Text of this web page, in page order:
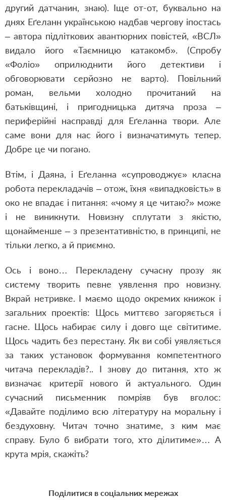
другий датчанин, знаю). Іще от-от, буквально на
днях Еґеланн українською надбав чергову іпостась
– автора підліткових авантюрних повістей, «ВСЛ»
видало його «Таємницю катакомб». (Спробу
«Фоліо» оприлюднити його детективи і
обговорювати серйозно не варто). Повільний
роман, вельми холодно прочитаний на
батьківщині, і пригодницька дитяча проза –
периферійні насправді для Еґеланна твори. Але
саме вони для нас його і визначатимуть тепер.
Добре це чи погано.
Втім, і Даяна, і Еґеланна «супроводжує» класна
робота перекладачів – отож, їхня «випадковість» в
око не впадає і питання: «чому я це читаю?» може
і не виникнути. Новизну сплутати з якістю,
щонайменше – з презентативністю, в принципі, не
тільки легко, а й приємно.
Ось і воно… Перекладену сучасну прозу як
систему творить певне уявлення про новизну.
Вкрай нетривке. І маємо щодо окремих книжок і
загальних проектів: Щось миттєво загоряється і
гасне. Щось набирає силу і довго ще світитиме.
Щось чадить без перестану. Як ви собі уявляється
за таких установок формування компетентного
читача перекладів?.. І знову до питання, хто ж
визначає критерії нового й актуального. Один
сучасний письменник помріяв був вголос:
«Давайте поділимо всю літературу на моральну і
бездуховну. Читач точно знатиме, з ким має
справу. Було б вибрати того, хто ділитиме»… А
крута мрія, скажіть?
Поділитися в соціальних мережах